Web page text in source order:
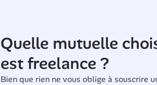
Quelle mutuelle
est freelance ?
Bien que rien ne vous oblige à souscrire